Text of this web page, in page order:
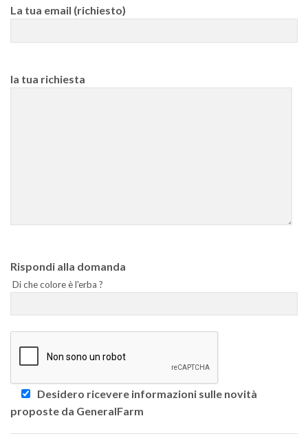
La tua email (richiesto)
la tua richiesta
Rispondi alla domanda
Di che colore è l'erba ?
Desidero ricevere informazioni sulle novità
proposte da GeneralFarm